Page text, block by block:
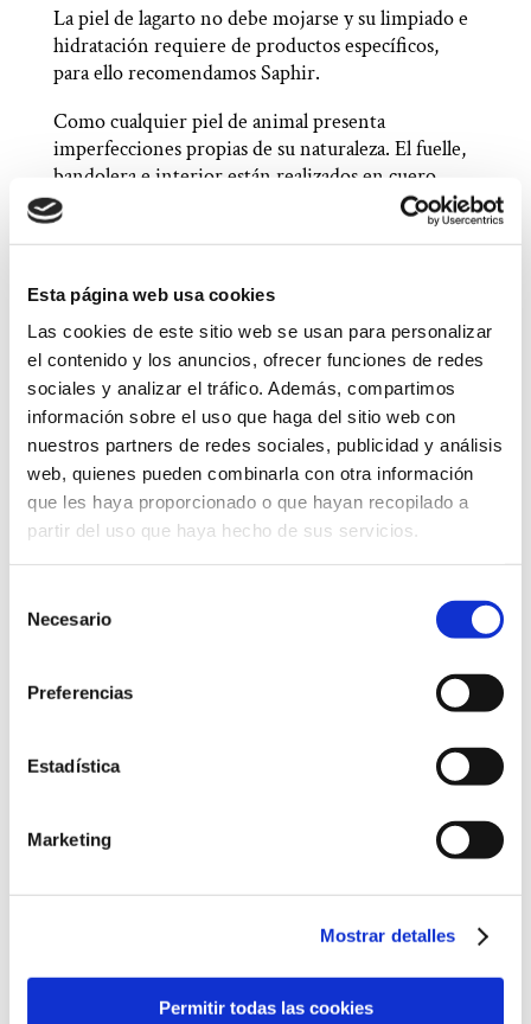
Esta página web usa cookies
Las cookies de este sitio web se usan para personalizar
el contenido y los anuncios, ofrecer funciones de redes
sociales y analizar el tráfico. Además, compartimos
información sobre el uso que haga del sitio web con
nuestros partners de redes sociales, publicidad y análisis
web, quienes pueden combinarla con otra información
que les haya proporcionado o que hayan recopilado a
partir del uso que haya hecho de sus servicios.
Necesario
Preferencias
Estadística
Marketing
Mostrar detalles
Permitir todas las cookies
La piel de lagarto no debe mojarse y su limpiado e
hidratación requiere de productos específicos,
para ello recomendamos Saphir.
Como cualquier piel de animal presenta
imperfecciones propias de su naturaleza. El fuelle,
bandolera e interior están realizados en cuero
vacuno, creando un contraste muy atractivo.
Este bolso se entrega con asa corta y bandolera,
medidas 20×13,5×5,5.
Bolso
piel
lagarto
–
oscuro
Productos relacionados